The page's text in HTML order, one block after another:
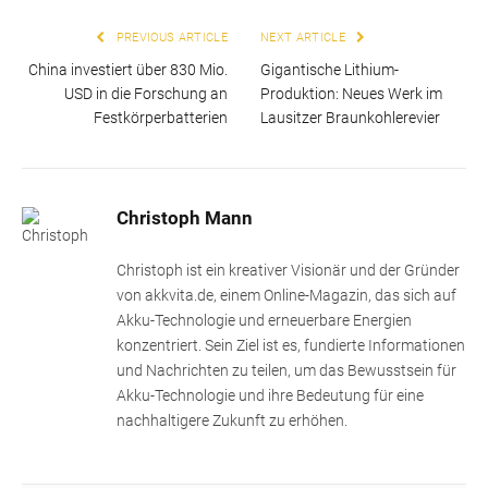
PREVIOUS ARTICLE
China investiert über 830 Mio.
USD in die Forschung an
Festkörperbatterien
NEXT ARTICLE
Gigantische Lithium-
Produktion: Neues Werk im
Lausitzer Braunkohlerevier
Christoph Mann
Christoph ist ein kreativer Visionär und der Gründer
von akkvita.de, einem Online-Magazin, das sich auf
Akku-Technologie und erneuerbare Energien
konzentriert. Sein Ziel ist es, fundierte Informationen
und Nachrichten zu teilen, um das Bewusstsein für
Akku-Technologie und ihre Bedeutung für eine
nachhaltigere Zukunft zu erhöhen.